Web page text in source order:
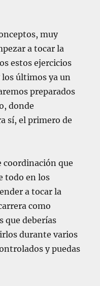
muy
a tocar la
estos ejercicios
últimos ya un
preparados
donde
sí, el primero de
coordinación que
todo en los
a tocar la
como
que deberías
durante varios
y puedas